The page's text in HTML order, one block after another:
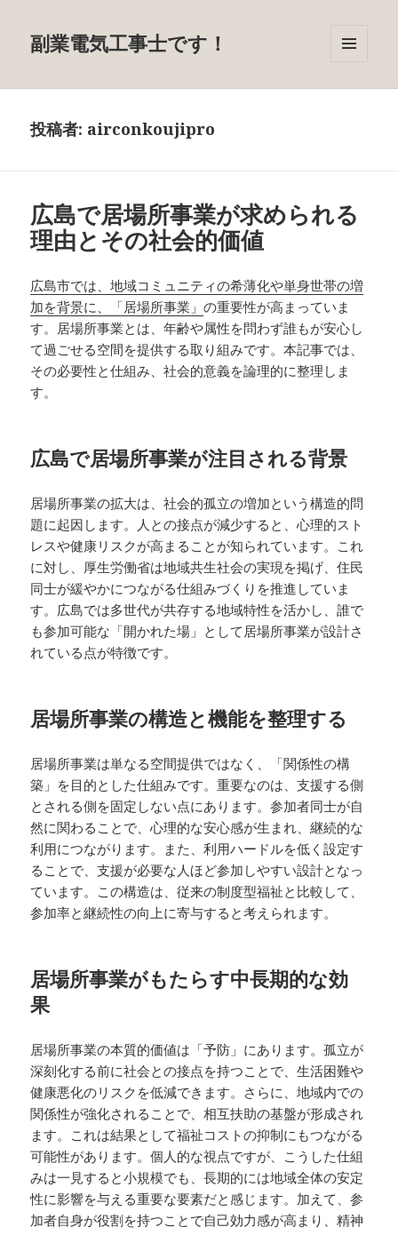
副業電気工事士です！
ーとウ
投稿者: airconkoujipro
広島で居場所事業が求められる
理由とその社会的価値
広島市では、地域コミュニティの希薄化や単身世帯の増
加を背景に、「居場所事業」の重要性が高まっていま
す。居場所事業とは、年齢や属性を問わず誰もが安心し
て過ごせる空間を提供する取り組みです。本記事では、
その必要性と仕組み、社会的意義を論理的に整理しま
す。
広島で居場所事業が注目される背景
居場所事業の拡大は、社会的孤立の増加という構造的問
題に起因します。人との接点が減少すると、心理的スト
レスや健康リスクが高まることが知られています。これ
に対し、厚生労働省は地域共生社会の実現を掲げ、住民
同士が緩やかにつながる仕組みづくりを推進していま
す。広島では多世代が共存する地域特性を活かし、誰で
も参加可能な「開かれた場」として居場所事業が設計さ
れている点が特徴です。
居場所事業の構造と機能を整理する
居場所事業は単なる空間提供ではなく、「関係性の構
築」を目的とした仕組みです。重要なのは、支援する側
とされる側を固定しない点にあります。参加者同士が自
然に関わることで、心理的な安心感が生まれ、継続的な
利用につながります。また、利用ハードルを低く設定す
ることで、支援が必要な人ほど参加しやすい設計となっ
ています。この構造は、従来の制度型福祉と比較して、
参加率と継続性の向上に寄与すると考えられます。
居場所事業がもたらす中長期的な効
果
居場所事業の本質的価値は「予防」にあります。孤立が
深刻化する前に社会との接点を持つことで、生活困難や
健康悪化のリスクを低減できます。さらに、地域内での
関係性が強化されることで、相互扶助の基盤が形成され
ます。これは結果として福祉コストの抑制にもつながる
可能性があります。個人的な視点ですが、こうした仕組
みは一見すると小規模でも、長期的には地域全体の安定
性に影響を与える重要な要素だと感じます。加えて、参
加者自身が役割を持つことで自己効力感が高まり、精神